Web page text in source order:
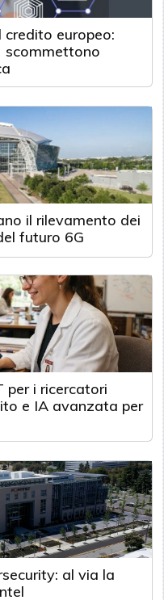
credito europeo:
scommettono
il rilevamento dei
futuro 6G
per i ricercatori
e IA avanzata per
al via la